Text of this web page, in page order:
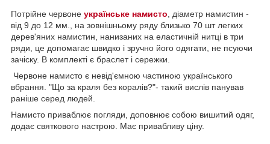
Потрійне червоне українське намисто , діаметр намистин -
від 9 до 12 мм., на зовнішньому ряду близько 70 шт легких
дерев'яних намистин, нанизаних на еластичній нитці в три
ряди, це допомагає швидко і зручно його одягати, не псуючи
зачіску. В комплекті є браслет і сережки.
Червоне намисто є невід'ємною частиною українського
вбрання. "Що за краля без коралів?"- такий вислів панував
раніше серед людей.
Намисто приваблює погляди, доповнює собою вишитий одяг,
додає святкового настрою. Має привабливу ціну.